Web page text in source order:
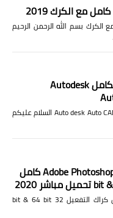
بروتس 8 كامل مع الكرك بسم الله الرحمن الرحيم
تحميل اوتوكاد الاصدار الكامل Autodesk
تحميل اوتوكاد الاصدار الكامل Auto desk Auto CAD 2016 [32-64 Bit السلام عليكم
تحميل Adobe Photoshop cc 2015 +crack كامل
تحميل Adobe Photoshop cc 2015 +crack كامل كراك التفعيل 32 bit & 64 bit